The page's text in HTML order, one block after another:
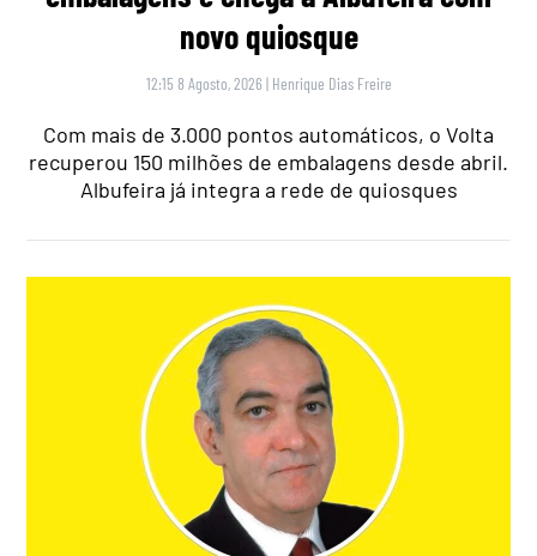
novo quiosque
12:15 8 Agosto, 2026 | Henrique Dias Freire
Com mais de 3.000 pontos automáticos, o Volta
recuperou 150 milhões de embalagens desde abril.
Albufeira já integra a rede de quiosques